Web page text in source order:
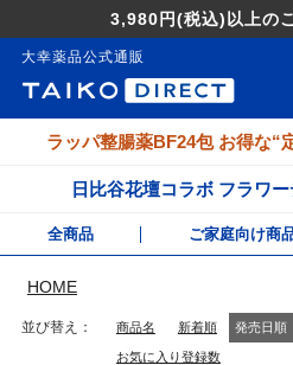
3,980円(税込) 以上の
大幸薬品公式通販
ラッパ整腸薬BF24包 お得な“
日比谷花壇コラボ フラワ
全商品 ご家庭向け商
HOME
並び替え 商品名 新着順 発売日順
お気に入り登録数